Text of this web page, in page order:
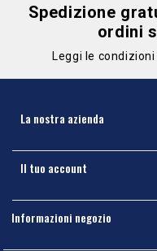
Spedizione
ordini
Leggi le
La nostra azienda
Il tuo account
Informazioni negozio